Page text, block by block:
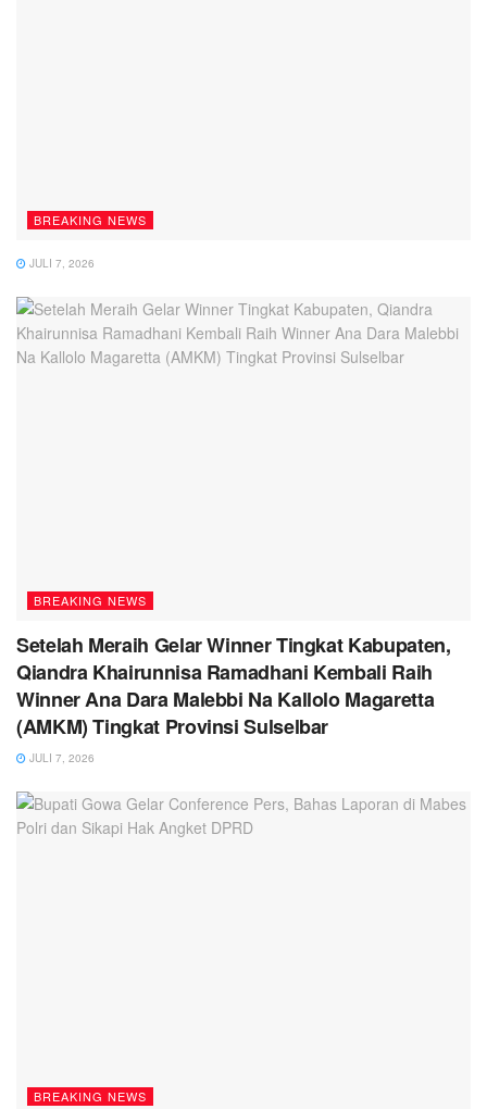
BREAKING NEWS
JULI 7, 2026
BREAKING NEWS
Setelah Meraih Gelar Winner Tingkat Kabupaten,
Qiandra Khairunnisa Ramadhani Kembali Raih
Winner Ana Dara Malebbi Na Kallolo Magaretta
(AMKM) Tingkat Provinsi Sulselbar
JULI 7, 2026
BREAKING NEWS